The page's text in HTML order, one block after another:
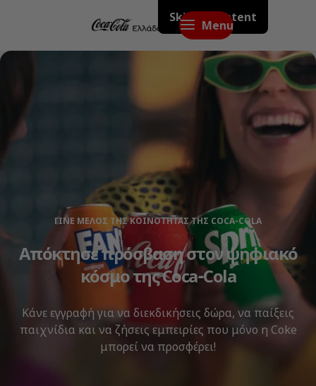
Skip to content
Menu
ΓΊΝΕ ΜΈΛΟΣ ΤΗΣ ΚΟΙΝΌΤΗΤΑΣ ΤΗΣ COCA‑COLA
Απόκτησε πρόσβαση στον ψηφιακό
κόσμο της Coca‑Cola
Κάνε εγγραφή για να διεκδικήσεις δώρα, να παίξεις
παιχνίδια και να ζήσεις εμπειρίες που μόνο η Coke
μπορεί να προσφέρει!